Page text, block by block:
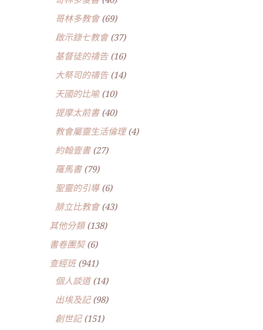
哥林多教會(69)
啟示錄七教會(37)
基督徒的禱告(16)
大祭司的禱告(14)
天國的比喻(10)
提摩太前書(40)
教會屬靈生活倫理(4)
約翰壹書(27)
羅馬書(79)
聖靈的引導(6)
腓立比教會(43)
其他分類(138)
書卷團契(6)
查經班(941)
個人談道(14)
出埃及記(98)
創世記(151)